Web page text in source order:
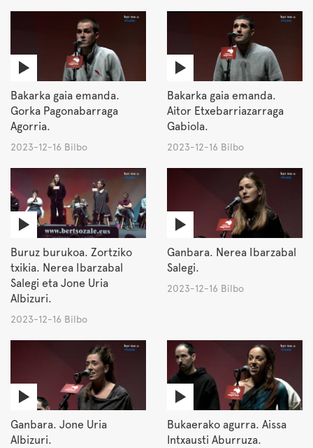
Bakarka gaia emanda.
Gorka Pagonabarraga
Agorria.
2023-12-16 Bilbo
Bakarka gaia emanda.
Aitor Etxebarriazarraga
Gabiola.
2023-12-16 Bilbo
Buruz burukoa. Zortziko
txikia. Nerea Ibarzabal
Salegi eta Jone Uria
Albizuri.
2023-12-16 Bilbo
Ganbara. Nerea Ibarzabal
Salegi.
2023-12-16 Bilbo
Ganbara. Jone Uria
Albizuri.
Bukaerako agurra. Aissa
Intxausti Aburruza.